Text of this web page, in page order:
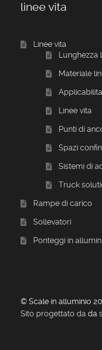
linee vita
Linee vita
Lunghezza
Materiale
Linee vita
Punti di
Spazi
Sistemi di
Truck
Rampe di carico
Sollevatori
Ponteggi in
© Scale in alluminio
Sito progettato da da